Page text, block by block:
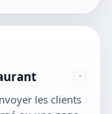
les clients